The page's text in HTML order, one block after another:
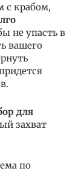
с крабом,
не упасть в
вашего
для
захват
по